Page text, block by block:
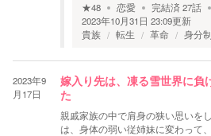
★48 恋愛 完結済27話
2023年10月31日 23:09更新
貴族
転生 革命 身分
2023年9
月17日
嫁入り先は、凍る雪世界に負
た
親戚家族の中で肩身の狭い思いを
は、身体の弱い従姉妹に変わって